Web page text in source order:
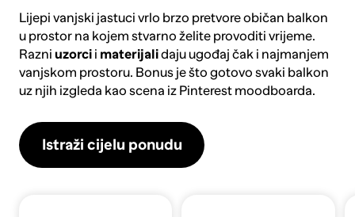
Lijepi vanjski jastuci vrlo brzo pretvore običan balkon
u prostor na kojem stvarno želite provoditi vrijeme.
Razni uzorcii materijalidaju ugođaj čak i najmanjem
vanjskom prostoru. Bonus je što gotovo svaki balkon
uz njih izgleda kao scena iz Pinterest moodboarda.
Istraži cijelu ponudu